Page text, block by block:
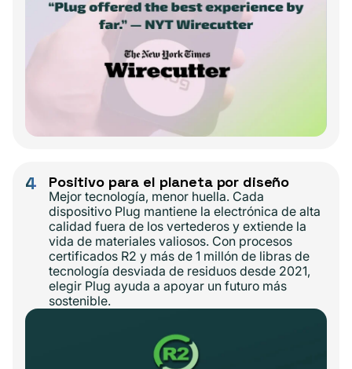
4 Positivo para el planeta por diseño
Mejor tecnología, menor huella. Cada
dispositivo Plug mantiene la electrónica de alta
calidad fuera de los vertederos y extiende la
vida de materiales valiosos. Con procesos
certificados R2 y más de 1 millón de libras de
tecnología desviada de residuos desde 2021,
elegir Plug ayuda a apoyar un futuro más
sostenible.